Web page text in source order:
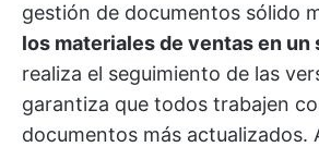
gestión de documentos sólido
los materiales de ventas en un
realiza el seguimiento de las
garantiza que todos trabajen
documentos más actualizados.